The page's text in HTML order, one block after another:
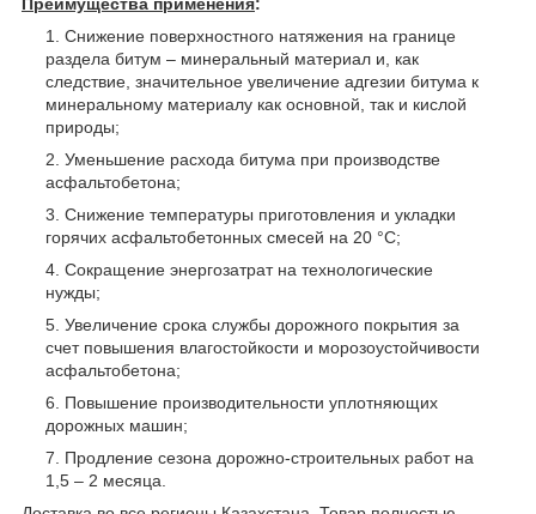
Снижение поверхностного натяжения на границе
раздела битум – минеральный материал и, как
следствие, значительное увеличение адгезии битума к
минеральному материалу как основной, так и кислой
природы;
Уменьшение расхода битума при производстве
асфальтобетона;
Снижение температуры приготовления и укладки
горячих асфальтобетонных смесей на 20 °C;
Сокращение энергозатрат на технологические
нужды;
Увеличение срока службы дорожного покрытия за
счет повышения влагостойкости и морозоустойчивости
асфальтобетона;
Повышение производительности уплотняющих
дорожных машин;
Продление сезона дорожно-строительных работ на
1,5 – 2 месяца.